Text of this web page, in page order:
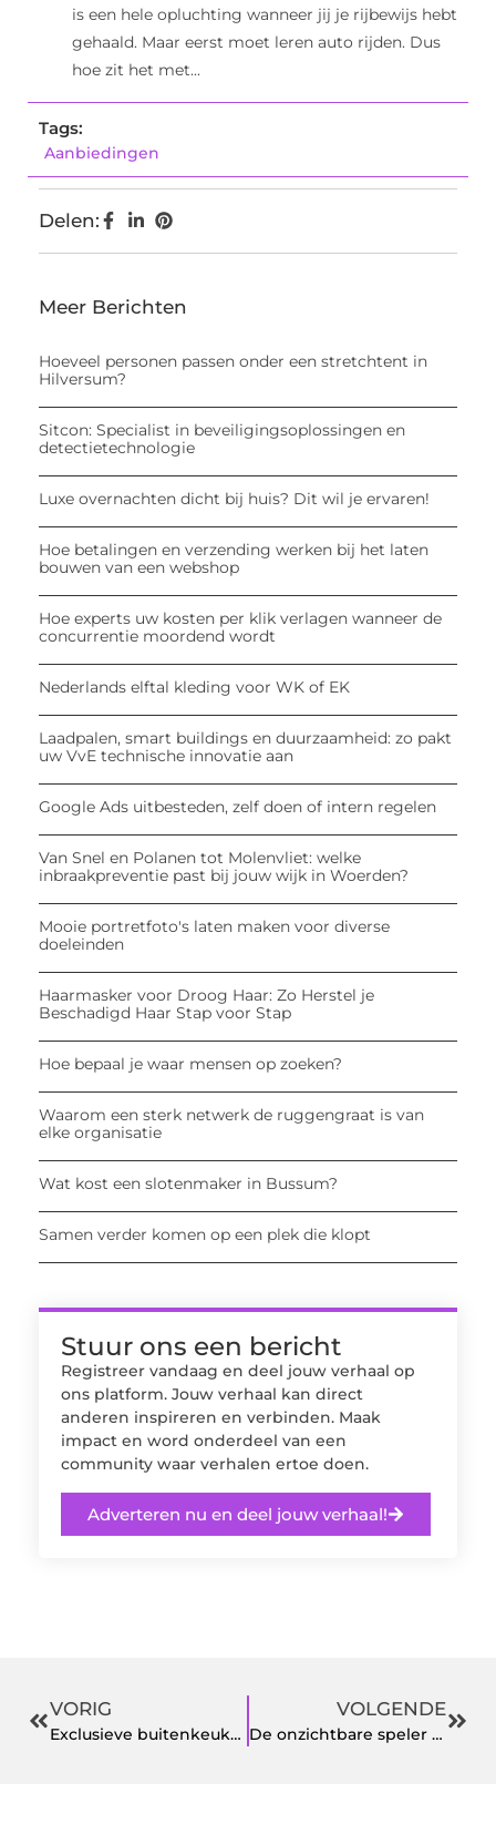
is een hele opluchting wanneer jij je rijbewijs hebt
gehaald. Maar eerst moet leren auto rijden. Dus
hoe zit het met...
Tags:
Aanbiedingen
Delen:
Meer Berichten
Hoeveel personen passen onder een stretchtent in
Hilversum?
Sitcon: Specialist in beveiligingsoplossingen en
detectietechnologie
Luxe overnachten dicht bij huis? Dit wil je ervaren!
Hoe betalingen en verzending werken bij het laten
bouwen van een webshop
Hoe experts uw kosten per klik verlagen wanneer de
concurrentie moordend wordt
Nederlands elftal kleding voor WK of EK
Laadpalen, smart buildings en duurzaamheid: zo pakt
uw VvE technische innovatie aan
Google Ads uitbesteden, zelf doen of intern regelen
Van Snel en Polanen tot Molenvliet: welke
inbraakpreventie past bij jouw wijk in Woerden?
Mooie portretfoto's laten maken voor diverse
doeleinden
Haarmasker voor Droog Haar: Zo Herstel je
Beschadigd Haar Stap voor Stap
Hoe bepaal je waar mensen op zoeken?
Waarom een sterk netwerk de ruggengraat is van
elke organisatie
Wat kost een slotenmaker in Bussum?
Samen verder komen op een plek die klopt
Stuur ons een bericht
Registreer vandaag en deel jouw verhaal op
ons platform. Jouw verhaal kan direct
anderen inspireren en verbinden. Maak
impact en word onderdeel van een
community waar verhalen ertoe doen.
Adverteren nu en deel jouw verhaal!
VORIG
Exclusieve buitenkeukens: jouw nieuwe luxe leefruimte
VOLGENDE
De onzichtbare speler in zonwering innovatie